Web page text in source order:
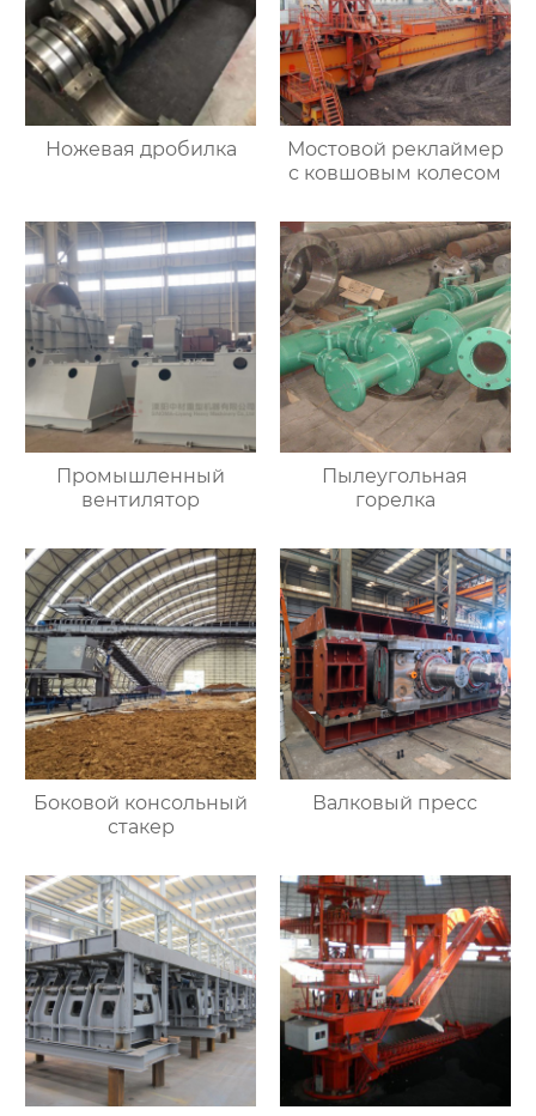
Ножевая дробилка
Мостовой реклаймер
с ковшовым колесом
Промышленный
вентилятор
Пылеугольная
горелка
Боковой консольный
стакер
Валковый пресс